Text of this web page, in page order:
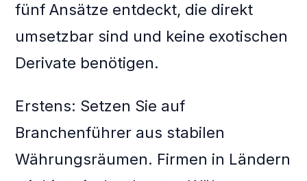
fünf Ansätze entdeckt, die direkt
umsetzbar sind und keine exotischen
Derivate benötigen.
Erstens: Setzen Sie auf
Branchenführer aus stabilen
Währungsräumen. Firmen in Ländern